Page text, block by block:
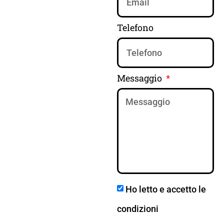
Telefono
Messaggio
Ho letto e accetto le
condizioni